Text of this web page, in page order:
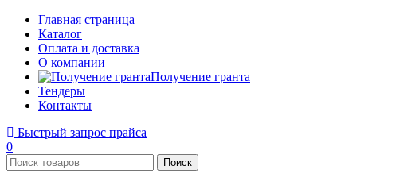
Главная страница
Каталог
Оплата и доставка
О компании
Получение гранта
Тендеры
Контакты
Быстрый запрос прайса
0
Поиск